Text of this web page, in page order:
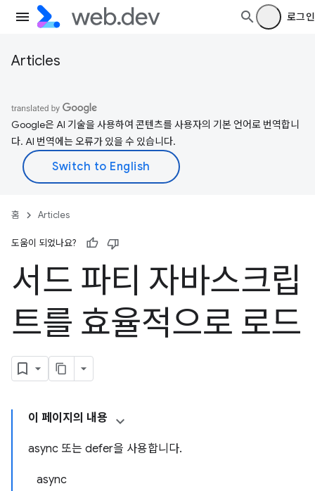
로그인
Articles
Google은 AI 기술을 사용하여 콘텐츠를 사용자의 기본 언어로 번역합니
다. AI 번역에는 오류가 있을 수 있습니다.
홈 Articles
도움이 되었나요?
서드 파티 자바스크립
트를 효율적으로 로드
이 페이지의 내용
async 또는 defer을 사용합니다.
async